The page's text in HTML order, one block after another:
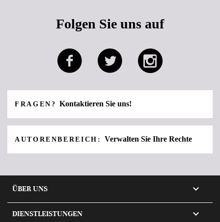
Folgen Sie uns auf
FRAGEN?Kontaktieren Sie uns!
AUTORENBEREICH: Verwalten Sie Ihre Rechte
ÜBER UNS 
DIENSTLEISTUNGEN 